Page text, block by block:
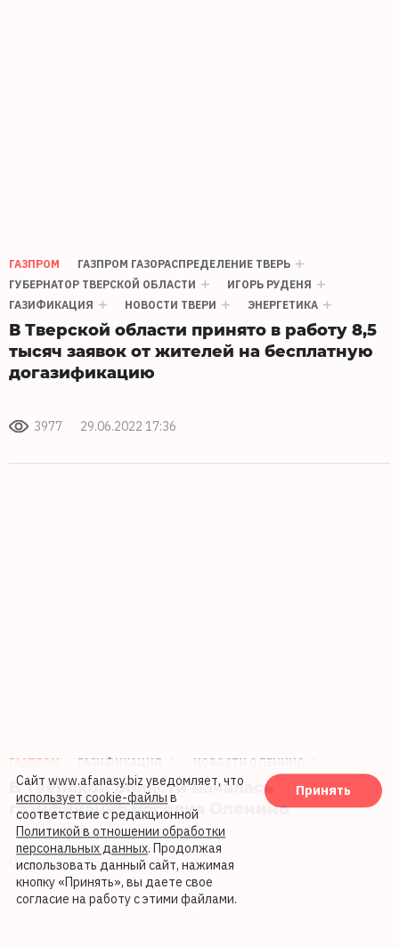
ГАЗПРОМ
ГАЗПРОМ ГАЗОРАСПРЕДЕЛЕНИЕ ТВЕРЬ
ГУБЕРНАТОР ТВЕРСКОЙ ОБЛАСТИ
ИГОРЬ РУДЕНЯ
ГАЗИФИКАЦИЯ
НОВОСТИ ТВЕРИ ЭНЕРГЕТИКА
В Тверской области принято в работу 8,5
тысяч заявок от жителей на бесплатную
догазификацию
3977 29.06.2022 17:36
ГАЗПРОМ ГАЗИФИКАЦИЯ НОВОСТИ ОЛЕНИНО
В Тверской области началась
газификация поселка Оленино
1141 29.06.2022 13:13
Сайт www.afanasy.biz уведомляет, что
использует cookie-файлы в
соответствие с редакционной
Политикой в отношении обработки
персональных данных. Продолжая
использовать данный сайт, нажимая
кнопку «Принять», вы даете свое
согласие на работу с этими файлами.
Принять